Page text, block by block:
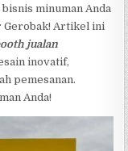
minuman Anda
Gerobak! Artikel ini
jualan
inovatif,
pemesanan.
Anda!